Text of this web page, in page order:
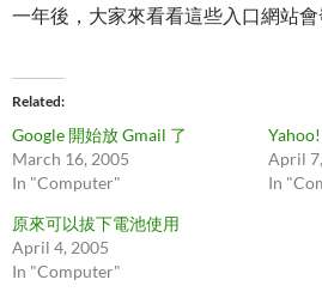
一年後，大家來看看這些入口網站
Related
Google 開始放 Gmail 了
March 16, 2005
In "Computer"
April
In
原來可以拔下電池使用
April 4, 2005
In "Computer"